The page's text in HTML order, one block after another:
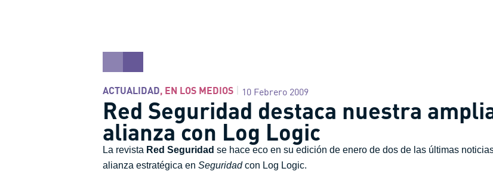
ACTUALIDAD, EN LOS MEDIOS 10 Febrero 2009
Red Seguridad destaca nuestra
alianza con Log Logic
La revista Red Seguridad se hace eco en su edición de enero de dos de las últimas
alianza estratégica en Seguridadcon Log Logic.